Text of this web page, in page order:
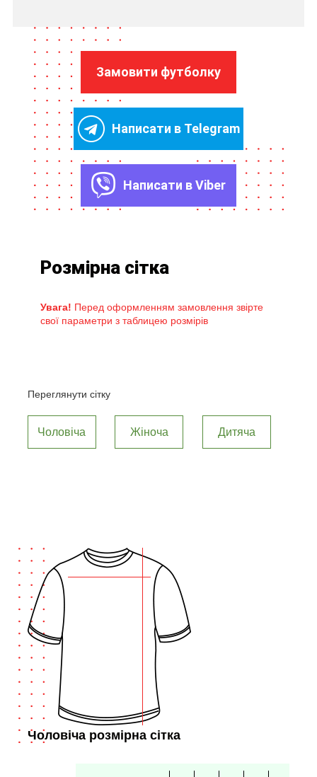
Замовити футболку
Написати в Telegram
Написати в Viber
Розмірна сітка
Увага! Перед оформленням замовлення звірте
свої параметри з таблицею розмірів
Переглянути сітку
Чоловіча Жіноча Дитяча
Чоловіча розмірна сітка